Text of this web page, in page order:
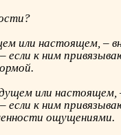
или настоящем, –
– если к ним
или настоящем,
– если к ним
ощущениями.